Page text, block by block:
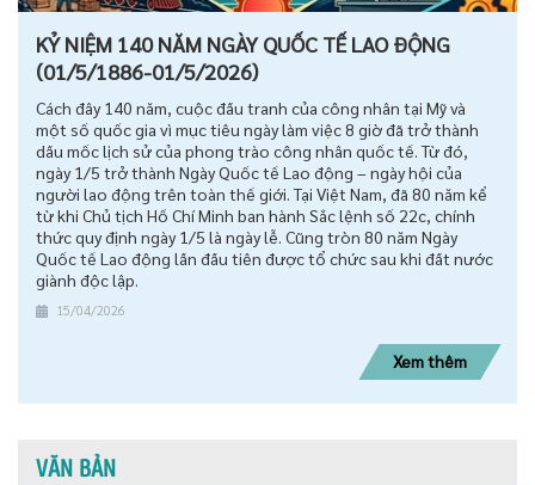
KỶ NIỆM 140 NĂM NGÀY QUỐC TẾ LAO ĐỘNG
(01/5/1886-01/5/2026)
Cách đây 140 năm, cuộc đấu tranh của công nhân tại Mỹ và
một số quốc gia vì mục tiêu ngày làm việc 8 giờ đã trở thành
dấu mốc lịch sử của phong trào công nhân quốc tế. Từ đó,
ngày 1/5 trở thành Ngày Quốc tế Lao động – ngày hội của
người lao động trên toàn thế giới. Tại Việt Nam, đã 80 năm kể
từ khi Chủ tịch Hồ Chí Minh ban hành Sắc lệnh số 22c, chính
thức quy định ngày 1/5 là ngày lễ. Cũng tròn 80 năm Ngày
Quốc tế Lao động lần đầu tiên được tổ chức sau khi đất nước
giành độc lập.
15/04/2026
Xem thêm
VĂN BẢN